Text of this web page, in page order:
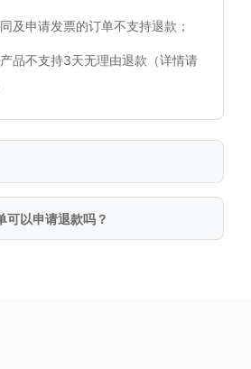
申请发票的订单不支持退款；
品不支持3天无理由退款（详情请
可以申请退款吗？